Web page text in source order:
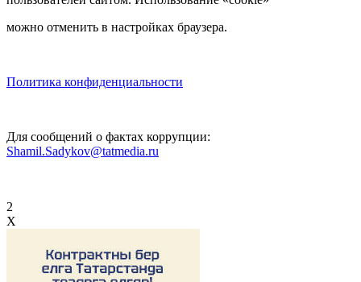
можно отменить в настройках браузера.
Политика конфиденциальности
Для сообщений о фактах коррупции:
Shamil.Sadykov@tatmedia.ru
2
X